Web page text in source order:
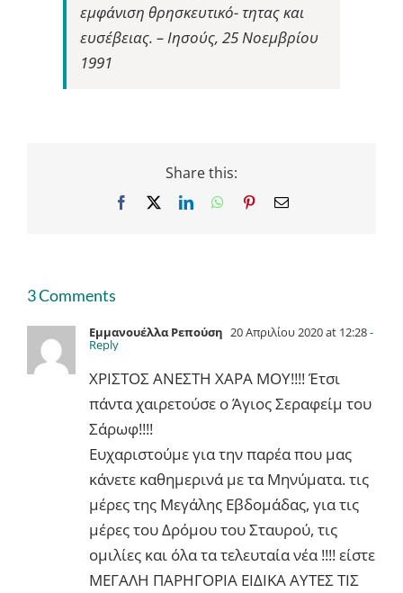
εμφάνιση θρησκευτικό- τητας και
ευσέβειας. – Ιησούς, 25 Νοεμβρίου
1991
Share this:
Facebook LinkedInWhatsApp
PinterestEmail
3 Comments
Εμμανουέλλα Ρεπούση 20 Απριλίου 2020 at 12:28-
Reply
ΧΡΙΣΤΟΣ ΑΝΕΣΤΗ ΧΑΡΑ ΜΟΥ!!!! Έτσι
πάντα χαιρετούσε ο Άγιος Σεραφείμ του
Σάρωφ!!!!
Ευχαριστούμε για την παρέα που μας
κάνετε καθημερινά με τα Μηνύματα. τις
μέρες της Μεγάλης Εβδομάδας, για τις
μέρες του Δρόμου του Σταυρού, τις
ομιλίες και όλα τα τελευταία νέα !!!! είστε
ΜΕΓΑΛΗ ΠΑΡΗΓΟΡΙΑ ΕΙΔΙΚΑ ΑΥΤΕΣ ΤΙΣ